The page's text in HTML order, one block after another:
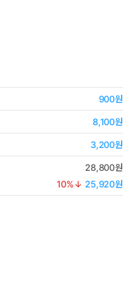
900원
8,100원
3,200원
28,800원
10%↓ 25,920원